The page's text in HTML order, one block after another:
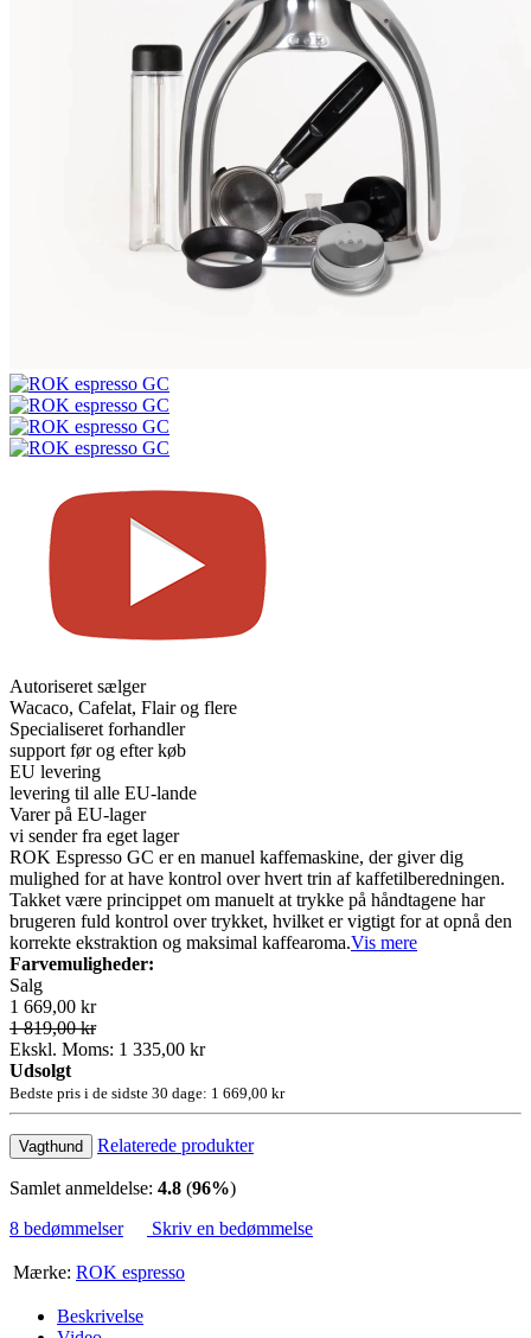
Autoriseret sælger
Wacaco, Cafelat, Flair og flere
Specialiseret forhandler
support før og efter køb
EU levering
levering til alle EU-lande
Varer på EU-lager
vi sender fra eget lager
ROK Espresso GC er en manuel kaffemaskine, der giver dig
mulighed for at have kontrol over hvert trin af kaffetilberedningen.
Takket være princippet om manuelt at trykke på håndtagene har
brugeren fuld kontrol over trykket, hvilket er vigtigt for at opnå den
korrekte ekstraktion og maksimal kaffearoma.Vis mere
Farvemuligheder:
Salg
1 669,00 kr
1 819,00 kr
Ekskl. Moms: 1 335,00 kr
Udsolgt
Bedste pris i de sidste 30 dage: 1 669,00 kr
Vagthund Relaterede produkter
Samlet anmeldelse: 4.8 (96%)
8 bedømmelser
Skriv en bedømmelse
Mærke: ROK espresso
Beskrivelse